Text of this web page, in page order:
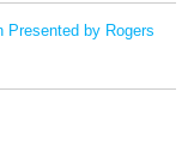
Presented by Rogers